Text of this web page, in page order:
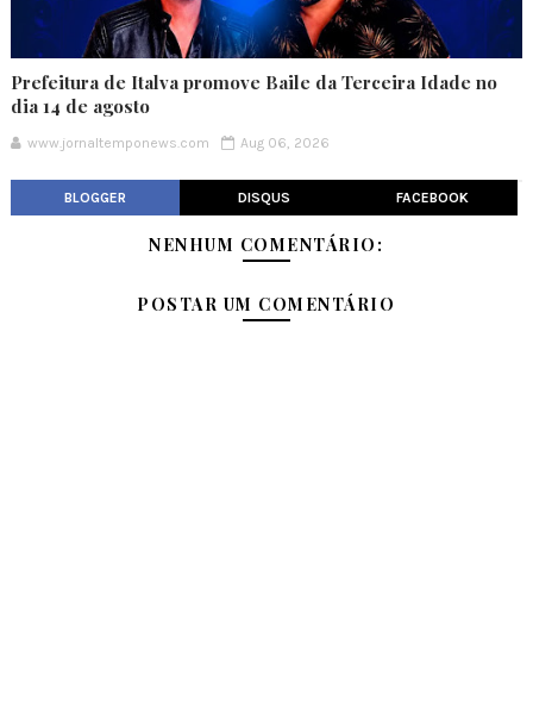
Prefeitura de Italva promove Baile da Terceira Idade no
dia 14 de agosto
www.jornaltemponews.com Aug 06, 2026
BLOGGER DISQUS FACEBOOK
NENHUM COMENTÁRIO:
POSTAR UM COMENTÁRIO